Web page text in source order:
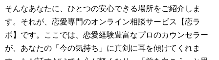
そんなあなたに、ひとつの安心できる場所をご紹介しま
す。それが、恋愛専門のオンライン相談サービス【恋ラ
ボ】です。ここでは、恋愛経験豊富なプロのカウンセラー
が、あなたの「今の気持ち」に真剣に耳を傾けてくれま